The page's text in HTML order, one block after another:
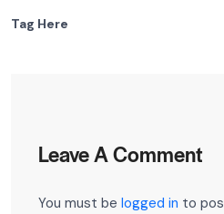
Tag Here
Leave A Comment
You must be logged in to